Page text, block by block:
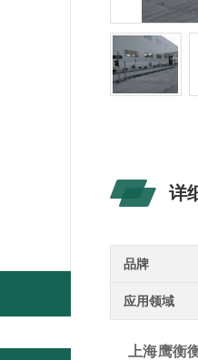
详
品牌
应用领域
上海鹰衡